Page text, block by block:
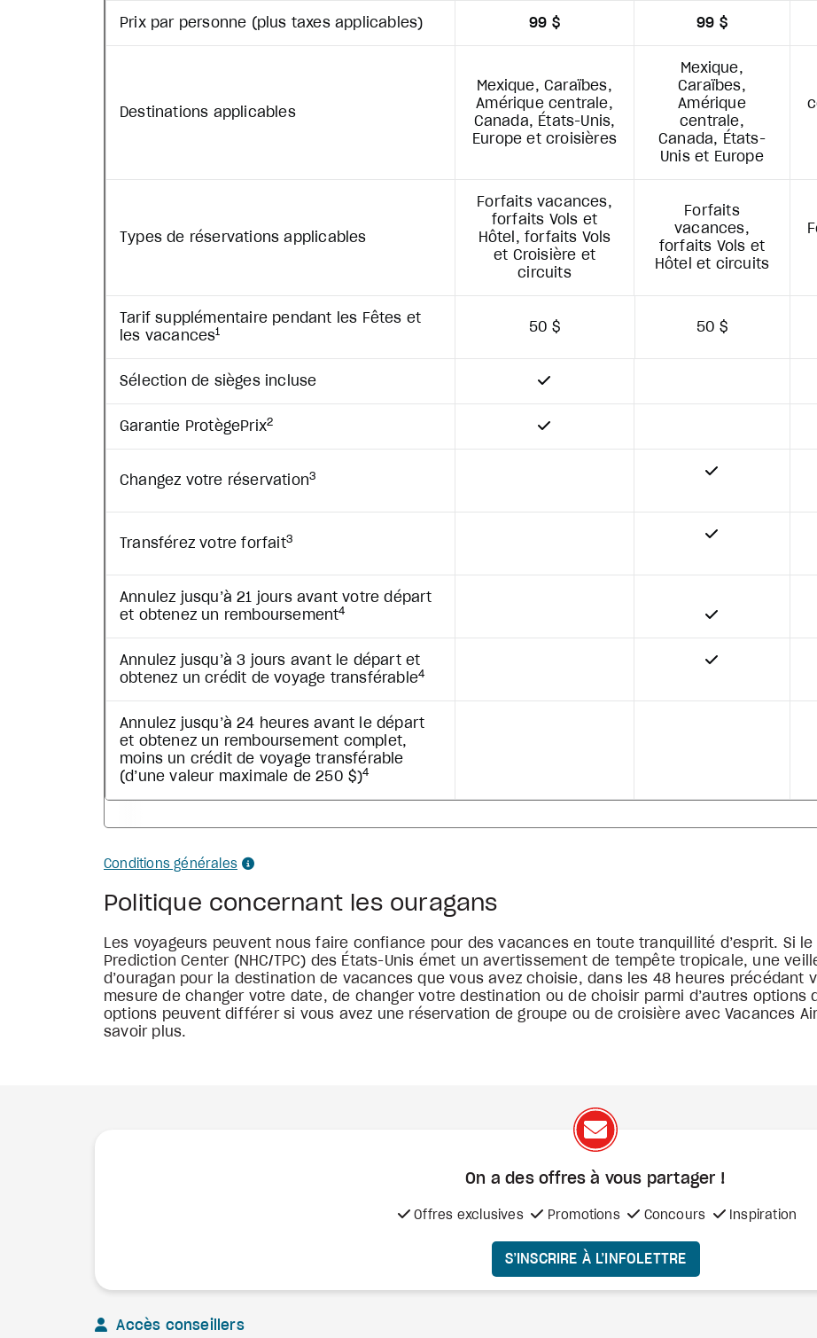
Prix par personne (plus taxes applicables) 99 $ 99 $
Destinations applicables
Mexique, Caraïbes,
Amérique centrale,
Canada, États-Unis,
Europe et croisières
Mexique,
Caraïbes,
Amérique
centrale,
Canada, États-
Unis et Europe
Types de réservations applicables
Forfaits vacances,
forfaits Vols et
Hôtel, forfaits Vols
et Croisière et
circuits
Forfaits
vacances,
forfaits Vols et
Hôtel et circuits
Tarif supplémentaire pendant les Fêtes et
les vacances1 50 $ 50 $
Sélection de sièges incluse
Garantie ProtègePrix2
Changez votre réservation3
Transférez votre forfait3
Annulez jusqu’à 21 jours avant votre départ
et obtenez un remboursement4
Annulez jusqu’à 3 jours avant le départ et
obtenez un crédit de voyage transférable4
Annulez jusqu’à 24 heures avant le départ
et obtenez un remboursement complet,
moins un crédit de voyage transférable
(d’une valeur maximale de 250 $)4
Conditions générales
Politique concernant les ouragans
Les voyageurs peuvent nous faire confiance pour des vacances en toute tranquillité d’esprit. Si le
Prediction Center (NHC/TPC) des États-Unis émet un avertissement de tempête tropicale, une
d’ouragan pour la destination de vacances que vous avez choisie, dans les 48 heures précédant
mesure de changer votre date, de changer votre destination ou de choisir parmi d’autres options
options peuvent différer si vous avez une réservation de groupe ou de croisière avec Vacances
savoir plus.
On a des offres à vous partager !
Offres exclusives Promotions Concours Inspiration
S’INSCRIRE À L’INFOLETTRE
Accès conseillers